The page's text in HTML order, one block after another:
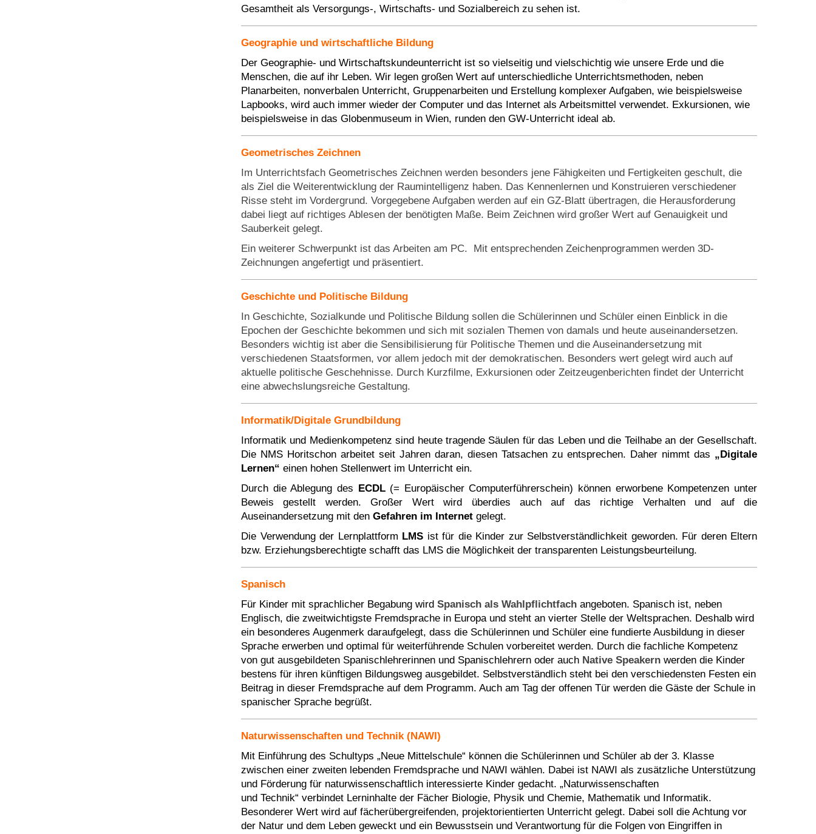
Gesamtheit als Versorgungs-, Wirtschafts- und Sozialbereich zu sehen ist.
Geographie und wirtschaftliche Bildung
Der Geographie- und Wirtschaftskundeunterricht ist so vielseitig und vielschichtig wie unsere Erde und die
Menschen, die auf ihr Leben. Wir legen großen Wert auf unterschiedliche Unterrichtsmethoden, neben
Planarbeiten, nonverbalen Unterricht, Gruppenarbeiten und Erstellung komplexer Aufgaben, wie beispielsweise
Lapbooks, wird auch immer wieder der Computer und das Internet als Arbeitsmittel verwendet. Exkursionen, wie
beispielsweise in das Globenmuseum in Wien, runden den GW-Unterricht ideal ab.
Geometrisches Zeichnen
Im Unterrichtsfach Geometrisches Zeichnen werden besonders jene Fähigkeiten und Fertigkeiten geschult, die
als Ziel die Weiterentwicklung der Raumintelligenz haben. Das Kennenlernen und Konstruieren verschiedener
Risse steht im Vordergrund. Vorgegebene Aufgaben werden auf ein GZ-Blatt übertragen, die Herausforderung
dabei liegt auf richtiges Ablesen der benötigten Maße. Beim Zeichnen wird großer Wert auf Genauigkeit und
Sauberkeit gelegt.
Ein weiterer Schwerpunkt ist das Arbeiten am PC. Mit entsprechenden Zeichenprogrammen werden 3D-
Zeichnungen angefertigt und präsentiert.
Geschichte und Politische Bildung
In Geschichte, Sozialkunde und Politische Bildung sollen die Schülerinnen und Schüler einen Einblick in die
Epochen der Geschichte bekommen und sich mit sozialen Themen von damals und heute auseinandersetzen.
Besonders wichtig ist aber die Sensibilisierung für Politische Themen und die Auseinandersetzung mit
verschiedenen Staatsformen, vor allem jedoch mit der demokratischen. Besonders wert gelegt wird auch auf
aktuelle politische Geschehnisse. Durch Kurzfilme, Exkursionen oder Zeitzeugenberichten findet der Unterricht
eine abwechslungsreiche Gestaltung.
Informatik/Digitale Grundbildung
Informatik und Medienkompetenz sind heute tragende Säulen für das Leben und die Teilhabe an der Gesellschaft.
Die NMS Horitschon arbeitet seit Jahren daran, diesen Tatsachen zu entsprechen. Daher nimmt das „Digitale
Lernen“ einen hohen Stellenwert im Unterricht ein.
Durch die Ablegung des ECDL(= Europäischer Computerführerschein) können erworbene Kompetenzen unter
Beweis gestellt werden. Großer Wert wird überdies auch auf das richtige Verhalten und auf die
Auseinandersetzung mit den Gefahren im Internet gelegt.
Die Verwendung der Lernplattform LMS ist für die Kinder zur Selbstverständlichkeit geworden. Für deren Eltern
bzw. Erziehungsberechtigte schafft das LMS die Möglichkeit der transparenten Leistungsbeurteilung.
Spanisch
Für Kinder mit sprachlicher Begabung wird Spanisch als Wahlpflichtfach angeboten. Spanisch ist, neben
Englisch, die zweitwichtigste Fremdsprache in Europa und steht an vierter Stelle der Weltsprachen. Deshalb wird
ein besonderes Augenmerk daraufgelegt, dass die Schülerinnen und Schüler eine fundierte Ausbildung in dieser
Sprache erwerben und optimal für weiterführende Schulen vorbereitet werden. Durch die fachliche Kompetenz
von gut ausgebildeten Spanischlehrerinnen und Spanischlehrern oder auch Native Speakern werden die Kinder
bestens für ihren künftigen Bildungsweg ausgebildet. Selbstverständlich steht bei den verschiedensten Festen ein
Beitrag in dieser Fremdsprache auf dem Programm. Auch am Tag der offenen Tür werden die Gäste der Schule in
spanischer Sprache begrüßt.
Naturwissenschaften und Technik (NAWI)
Mit Einführung des Schultyps „Neue Mittelschule“ können die Schülerinnen und Schüler ab der 3. Klasse
zwischen einer zweiten lebenden Fremdsprache und NAWI wählen. Dabei ist NAWI als zusätzliche Unterstützung
und Förderung für naturwissenschaftlich interessierte Kinder gedacht. „Naturwissenschaften
und Technik“ verbindet Lerninhalte der Fächer Biologie, Physik und Chemie, Mathematik und Informatik.
Besonderer Wert wird auf fächerübergreifenden, projektorientierten Unterricht gelegt. Dabei soll die Achtung vor
der Natur und dem Leben geweckt und ein Bewusstsein und Verantwortung für die Folgen von Eingriffen in